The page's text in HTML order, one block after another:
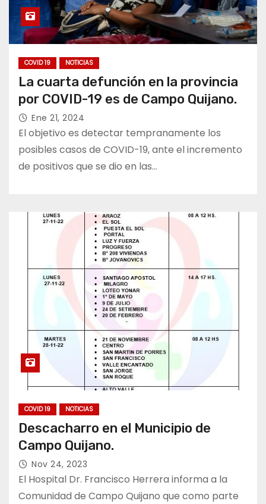
COVID 19 NOTICIAS
La cuarta defunción en la provincia
por COVID-19 es de Campo Quijano.
Ene 21, 2024
El objetivo es detectar tempranamente los
posibles casos de COVID-19, ante el incremento
de positivos que se dio en las…
COVID 19 NOTICIAS
Descacharro en el Municipio de
Campo Quijano.
Nov 24, 2023
El Hospital Dr. Francisco Herrera informa a la
Comunidad de Campo Quijano que como parte